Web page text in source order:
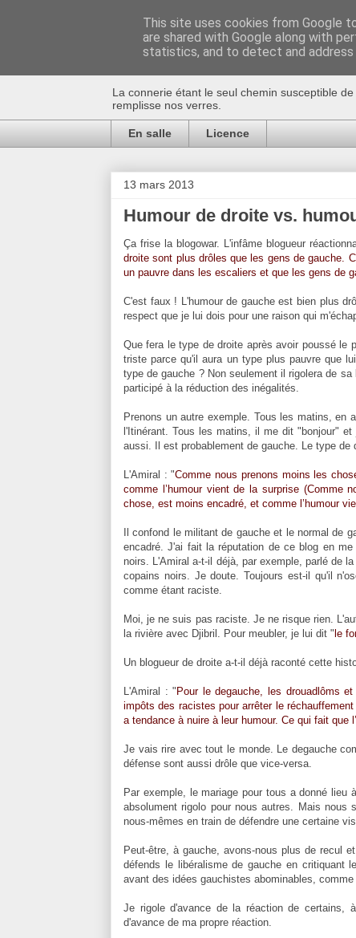
Au bistro !
La connerie étant le seul chemin susceptible
remplisse nos verres.
En salle Licence
13 mars 2013
Humour de droite vs.
Ça frise la blogowar. L'infâme blogueur
droite sont plus drôles que les gens de gauche.
un pauvre dans les escaliers et que les gens de
C'est faux ! L'humour de gauche est bien plus
respect que je lui dois pour une raison qui
Que fera le type de droite après avoir poussé le
triste parce qu'il aura un type plus pauvre que
type de gauche ? Non seulement il rigolera de
participé à la réduction des inégalités.
Prenons un autre exemple. Tous les matins, en
l'Itinérant. Tous les matins, il me dit "bonjour"
aussi. Il est probablement de gauche. Le type de
L'Amiral : "Comme nous prenons moins les
comme l’humour vient de la surprise (Comme
chose, est moins encadré, et comme l’humour
Il confond le militant de gauche et le normal de
encadré. J'ai fait la réputation de ce blog en
noirs. L'Amiral a-t-il déjà, par exemple, parlé de
copains noirs. Je doute. Toujours est-il qu'il
comme étant raciste.
Moi, je ne suis pas raciste. Je ne risque rien.
la rivière avec Djibril. Pour meubler, je lui dit " le
Un blogueur de droite a-t-il déjà raconté cette
L'Amiral : " Pour le degauche, les drouadlôms
impôts des racistes pour arrêter le
a tendance à nuire à leur humour. Ce qui fait que
Je vais rire avec tout le monde. Le degauche
défense sont aussi drôle que vice-versa.
Par exemple, le mariage pour tous a donné
absolument rigolo pour nous autres. Mais
nous-mêmes en train de défendre une certaine
Peut-être, à gauche, avons-nous plus de recul
défends le libéralisme de gauche en critiquant
avant des idées gauchistes abominables,
Je rigole d'avance de la réaction de certains,
d'avance de ma propre réaction.
This site uses cookies from Google
are shared with Google along with
statistics, and to detect and address